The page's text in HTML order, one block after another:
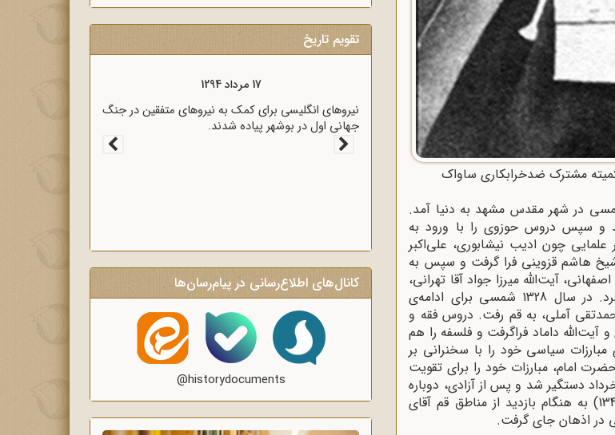
مشترک ضدخرابکاری ساواک
و المسلمین شیخ علی اصغر مروارید در سال 1303 شمسی در شهر مقدس مشهد به دنیا آمد.
و سپس دروس حوزوی را با ورود به
چون ادیب نیشابوری، علی‌اکبر
هاشم قزوینی فرا گرفت و سپس به
آیت‌الله میرزا جواد آقا تهرانی،
آیت‌الله مجتبی قزوینی و آیت‌الله شیخ حسنعلی مروارید استفاده کرد. در سال 1328 شمسی برای ادامه‌ی
آملی، به قم رفت. دروس فقه و
آیت‌الله داماد فراگرفت و فلسفه را هم
سیاسی خود را با سخنرانی بر
آغاز نهضت حضرت امام، مبارزات خود را برای تقویت
1342، بعد از قیام پانزده خرداد دستگیر شد و پس از آزادی، دوباره
مبارزات خود را از سرگرفت. امام خمینی پس از آزادی(15 فروردین 1343) به هنگام بازدید از مناطق قم آقای
در اذهان جای گرفت.
تقویم تاریخ
17 مرداد 1298
قرارداد 1919 که عملاً ایران را مستعمره انگلستان می‌کرد،
به وسیله وثوق‌الدوله با انگلیسی‌ها امضا شد.
کانال‌های اطلاع‌رسانی در پیام‌رسان‌ها
@historydocuments